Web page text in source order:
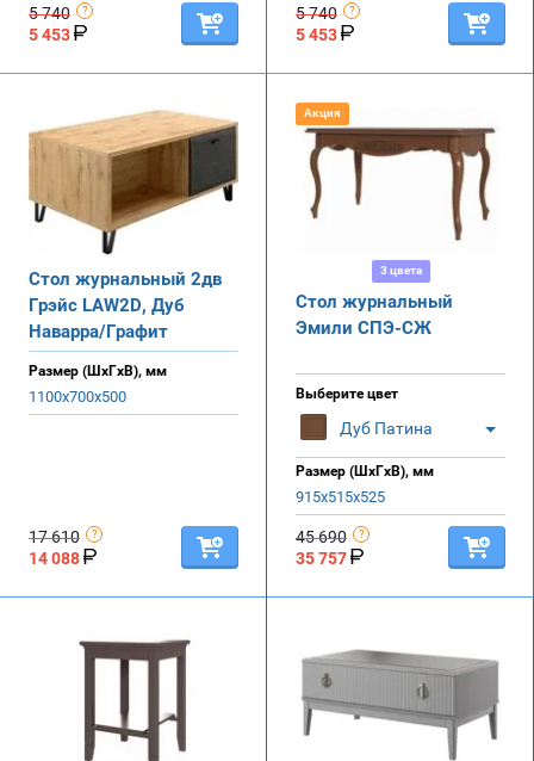
5 740
5 453
5 740
5 453
Стол журнальный 2дв
Грэйс LAW2D, Дуб
Наварра/Графит
Размер (ШхГхВ), мм
1100х700х500
17 610
14 088
Акция
3 цвета
Стол журнальный
Эмили СПЭ-СЖ
Выберите цвет
Дуб Патина
Размер (ШхГхВ), мм
915х515х525
45 690
35 757